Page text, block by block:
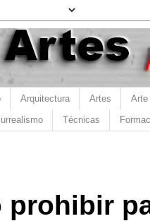
Arquitectura Artes Arte
Técnicas
prohibir